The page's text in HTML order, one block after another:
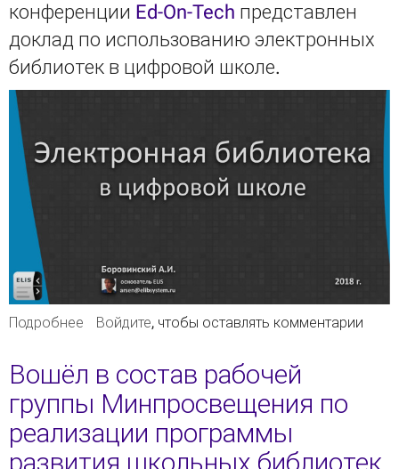
конференции Ed-On-Tech представлен
доклад по использованию электронных
библиотек в цифровой школе.
Подробнее о На конференции Ed-On-Tech представлен
Войдите, чтобы оставлять комментарии
Вошёл в состав рабочей
группы Минпросвещения по
реализации программы
развития школьных библиотек